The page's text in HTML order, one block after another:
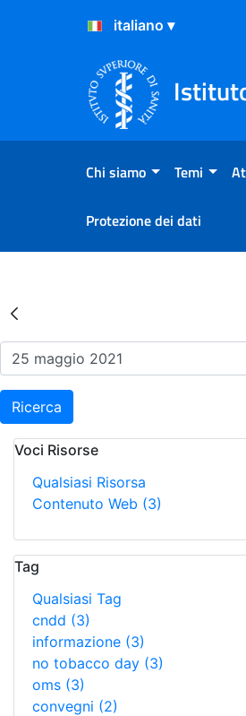
Salta al Contenuto
Salta al Footer
Chi siamo Temi
Protezione dei dati
Risultati della
Ricerca
Voci Risorse
Qualsiasi Risorsa
Contenuto Web (3)
Tag
Qualsiasi Tag
cndd (3)
informazione (3)
no tobacco day (3)
oms (3)
convegni (2)